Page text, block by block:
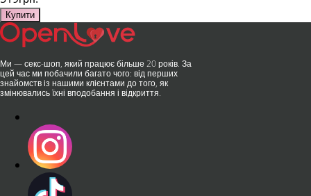
Купити
Ми — секс-шоп, який працює більше 20 років. За
цей час ми побачили багато чого: від перших
знайомств із нашими клієнтами до того, як
змінювались їхні вподобання і відкриття.